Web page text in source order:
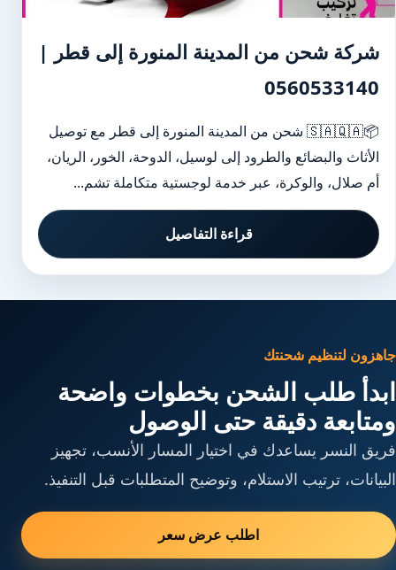
شركة شحن من المدينة المنورة إلى قطر |
0560533140
📦🇸🇦🇶🇦 شحن من المدينة المنورة إلى قطر مع توصيل
الأثاث والبضائع والطرود إلى لوسيل، الدوحة، الخور، الريان،
أم صلال، والوكرة، عبر خدمة لوجستية متكاملة تشم...
قراءة التفاصيل
جاهزون لتنظيم شحنتك
ابدأ طلب الشحن بخطوات واضحة
ومتابعة دقيقة حتى الوصول
فريق النسر يساعدك في اختيار المسار الأنسب، تجهيز
البيانات، ترتيب الاستلام، وتوضيح المتطلبات قبل التنفيذ.
اطلب عرض سعر